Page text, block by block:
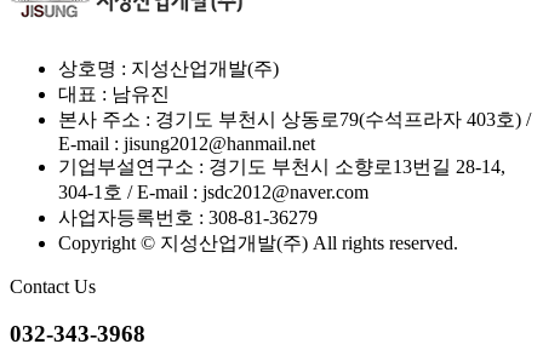
상호명 : 지성산업개발(주)
대표 : 남유진
본사 주소 : 경기도 부천시 상동로79(수석프라자 403호) /
E-mail : jisung2012@hanmail.net
기업부설연구소 : 경기도 부천시 소향로13번길 28-14,
304-1호 / E-mail : jsdc2012@naver.com
사업자등록번호 : 308-81-36279
Copyright © 지성산업개발(주) All rights reserved.
Contact Us
032-343-3968